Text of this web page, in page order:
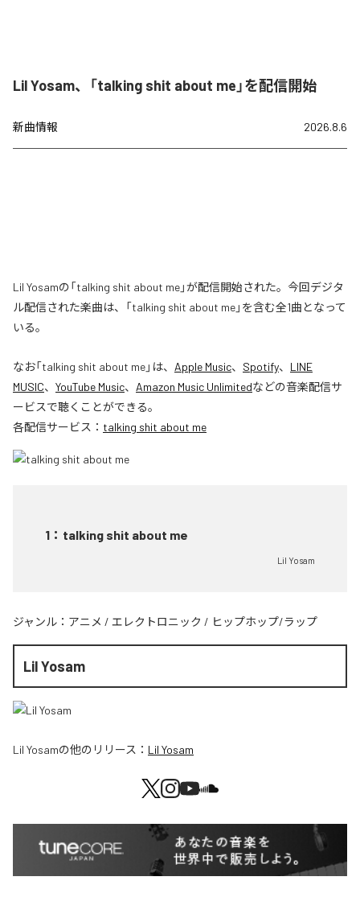
Lil Yosam、「talking shit about me」を配信開始
新曲情報 2026.8.6
Lil Yosamの「talking shit about me」が配信開始された。今回デジタ
ル配信された楽曲は、「talking shit about me」を含む全1曲となって
いる。
なお「talking shit about me」は、 Apple Music、 Spotify、 LINE
MUSIC、 YouTube Music、 Amazon Music Unlimitedなどの音楽配信サ
ービスで聴くことができる。
各配信サービス： talking shit about me
1 ： talking shit about me
Lil Yosam
ジャンル： アニメ / エレクトロニック / ヒップホップ/ラップ
Lil Yosam
Lil Yosamの他のリリース： Lil Yosam